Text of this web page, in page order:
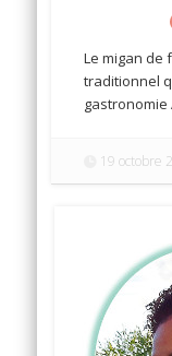
Le migan de
traditionnel
gastronomie
19 octobre